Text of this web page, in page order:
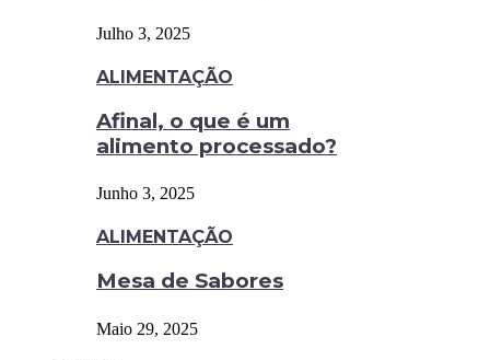
Julho 3, 2025
ALIMENTAÇÃO
Afinal, o que é um
alimento processado?
Junho 3, 2025
ALIMENTAÇÃO
Mesa de Sabores
Maio 29, 2025